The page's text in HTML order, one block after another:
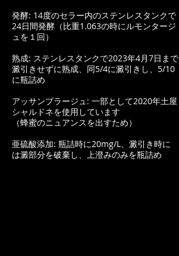
発酵: 14度のセラー内のステンレスタンクで
24日間発酵（比重1.063の時にルモンタージ
ュを１回）
熟成: ステンレスタンクで2023年4月7日まで
澱引きせずに熟成、同5/4に澱引きし、5/10
に瓶詰め
アッサンブラージュ: 一部として2020年土屋
シャルドネを使用しています
（蜂蜜のニュアンスを出すため）
亜硫酸添加: 瓶詰時に20mg/L、澱引き時に
は澱部分を破棄し、上澄みのみを瓶詰め